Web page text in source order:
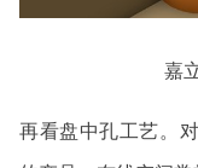
嘉
再看盘中孔工艺。